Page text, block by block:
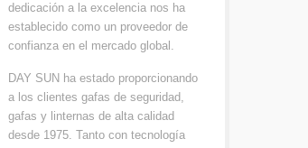
dedicación a la excelencia nos ha
establecido como un proveedor de
confianza en el mercado global.
DAY SUN ha estado proporcionando
a los clientes gafas de seguridad,
gafas y linternas de alta calidad
desde 1975. Tanto con tecnología